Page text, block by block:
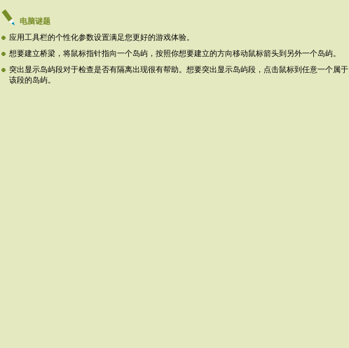
电脑谜题
应用工具栏的个性化参数设置满足您更好的游戏体验。
想要建立桥梁，将鼠标指针指向一个岛屿，按照你想要建立的方向移动鼠标箭头到另外一个岛屿。
突出显示岛屿段对于检查是否有隔离出现很有帮助。想要突出显示岛屿段，点击鼠标到任意一个属于
该段的岛屿。